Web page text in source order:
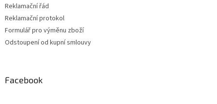
Reklamační řád
Reklamační protokol
Formulář pro výměnu zboží
Odstoupení od kupní smlouvy
Facebook